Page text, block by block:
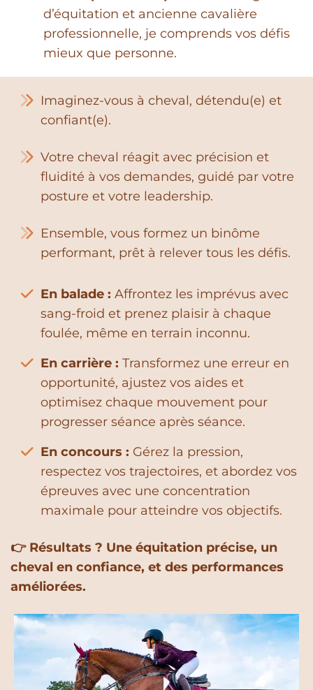
d’équitation et ancienne cavalière
professionnelle, je comprends vos défis
mieux que personne.
Imaginez-vous à cheval, détendu(e) et
confiant(e).
Votre cheval réagit avec précision et
fluidité à vos demandes, guidé par votre
posture et votre leadership.
Ensemble, vous formez un binôme
performant, prêt à relever tous les défis.
En balade : Affrontez les imprévus avec
sang-froid et prenez plaisir à chaque
foulée, même en terrain inconnu.
En carrière : Transformez une erreur en
opportunité, ajustez vos aides et
optimisez chaque mouvement pour
progresser séance après séance.
En concours : Gérez la pression,
respectez vos trajectoires, et abordez vos
épreuves avec une concentration
maximale pour atteindre vos objectifs.
👉 Résultats ? Une équitation précise, un
cheval en confiance, et des performances
améliorées.